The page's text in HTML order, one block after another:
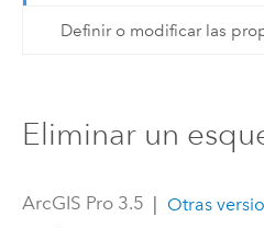
Definir o modificar las
Eliminar un
ArcGIS Pro 3.5 | Otras